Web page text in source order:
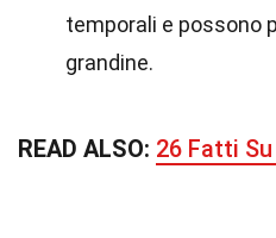
temporali e possono
grandine.
READ ALSO: 26 Fatti